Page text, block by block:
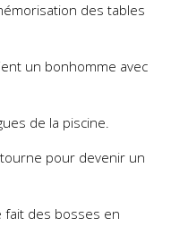
des tables
un bonhomme avec
de la piscine.
pour devenir un
fait des bosses en